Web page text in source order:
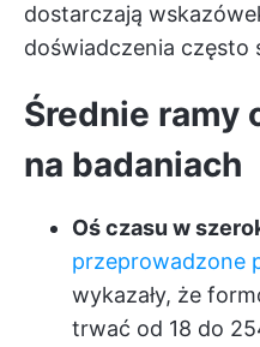
dostarczają
doświadczenia często
Średnie ramy
na badaniach
Oś czasu w
przeprowadzone
wykazały, że
trwać od 18 do